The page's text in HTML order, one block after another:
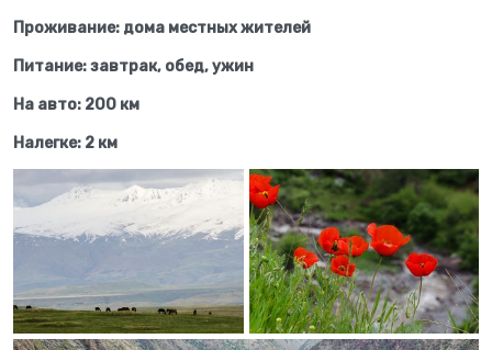
Проживание: дома местных жителей
Питание: завтрак, обед, ужин
На авто: 200 км
Налегке: 2 км